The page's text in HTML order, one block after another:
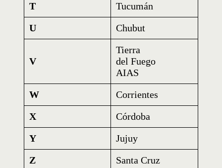
T
Tucumán
U
Chubut
V
Tierra
del Fuego
AIAS
W
Corrientes
X
Córdoba
Y
Jujuy
Z
Santa Cruz